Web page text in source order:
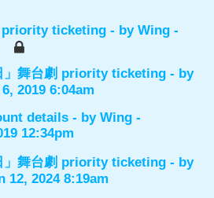
priority ticketing - by Wing -
」舞台劇 priority ticketing - by
2019 6:04am
details - byWing -
12:34pm
」舞台劇 priority ticketing - by
12, 2024 8:19am